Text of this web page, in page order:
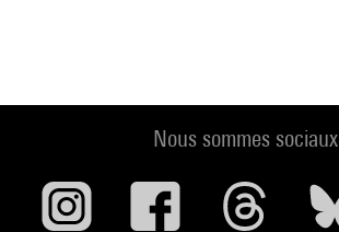
Nous sommes sociaux